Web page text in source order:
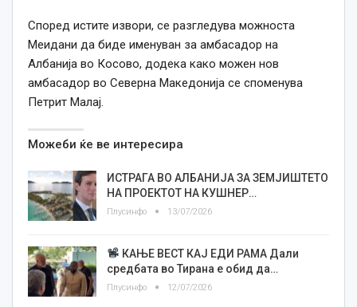
Според истите извори, се разгледува можноста
Меидани да биде именуван за амбасадор на
Албанија во Косово, додека како можен нов
амбасадор во Северна Македонија се споменува
Петрит Малај.
Можеби ќе ве интересира
ИСТРАГА ВО АЛБАНИЈА ЗА ЗЕМЈИШТЕТО
НА ПРОЕКТОТ НА КУШНЕР…
Плусинфо 13/07/2026
КАЊЕ ВЕСТ КАЈ ЕДИ РАМА Дали
средбата во Тирана е обид да…
Плусинфо 12/07/2026